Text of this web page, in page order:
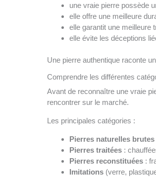
une vraie pierre possède
elle offre une meilleure
elle garantit une meilleure
elle évite les déceptions
Une pierre authentique raconte
Comprendre les différentes
Avant de reconnaître une vraie
rencontrer sur le marché.
Les principales catégories :
Pierres naturelles
Pierres traitées:
Pierres reconstituées:
Imitations(verre,